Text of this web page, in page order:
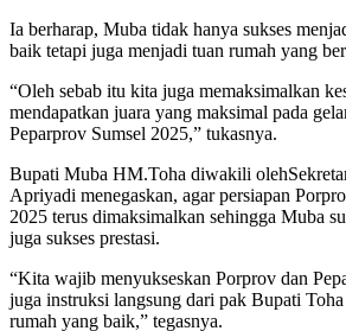
Ia berharap, Muba tidak hanya sukses
baik tetapi juga menjadi tuan rumah yang
“Oleh sebab itu kita juga memaksimalkan
mendapatkan juara yang maksimal pada
Peparprov Sumsel 2025,” tukasnya.
Bupati Muba HM.Toha diwakili
Apriyadi menegaskan, agar persiapan
2025 terus dimaksimalkan sehingga Muba
juga sukses prestasi.
“Kita wajib menyukseskan Porprov dan
juga instruksi langsung dari pak Bupati
rumah yang baik,” tegasnya.